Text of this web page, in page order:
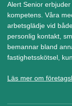
Alert Senior
kompetens. Våra
arbetsglädje vid
personlig kontakt,
bemannar bland
fastighetsskötsel,
Läs mer om